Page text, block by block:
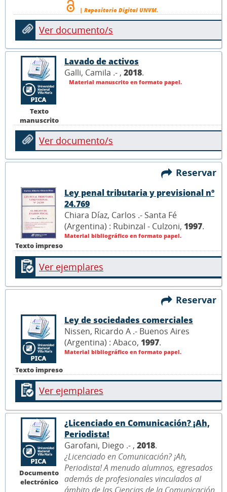
| Repositorio Digital UNVM.
Ver documento/s
Texto
manuscrito
Lavado de activos
Galli, Camila .- , 2018.
Material manuscrito en formato papel.
Ver documento/s
Reservar
Texto impreso
Ley penal tributaria y previsional nº
24.769
Chiara Díaz, Carlos .- Santa Fé
(Argentina) : Rubinzal - Culzoni, 1997.
Material bibliográfico en formato papel.
Ver ejemplares
Reservar
Texto impreso
Ley de sociedades comerciales
Nissen, Ricardo A .- Buenos Aires
(Argentina) : Abaco, 1997.
Material bibliográfico en formato papel.
Ver ejemplares
Documento
electrónico
¿Licenciado en Comunicación? ¡Ah,
Periodista!
Garofani, Diego .- , 2018.
¿Licenciado en Comunicación? ¡Ah,
Periodista! A menudo alumnos, egresados
además de profesionales vinculados al